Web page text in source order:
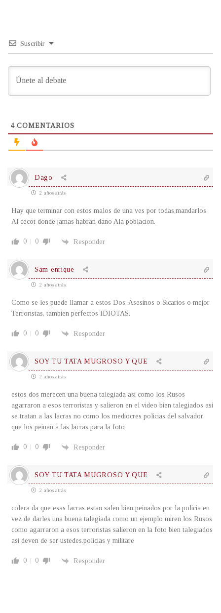
Suscribir
4COMENTARIOS
Dago
2 años atrás
Hay que terminar con estos malos de una ves por todas,mandarlos
Al cecot donde jamas habran dano Ala poblacion.
0 0 Responder
Sam enrique
2 años atrás
Como se les puede llamar a estos Dos, Asesinos o Sicarios o mejor
Terroristas, tambien perfectos IDIOTAS.
0 0 Responder
SOY TU TATA MUGROSO Y QUE
2 años atrás
estos dos merecen una buena talegiada asi como los Rusos
agarraron a esos terroristas y salieron en el video bien talegiados asi
se tratan a las lacras no como los mediocres policias del salvador
que los peinan a las lacras para la foto
0 0 Responder
SOY TU TATA MUGROSO Y QUE
2 años atrás
colera da que esas lacras estan salen bien peinados por la policia en
vez de darles una buena talegiada como un ejemplo miren los Rusos
como agarraron a esos terroristas salieron en la foto bien talegiados
asi deven de ser ustedes.policias y militare
0 0 Responder